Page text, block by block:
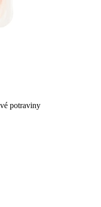
potraviny